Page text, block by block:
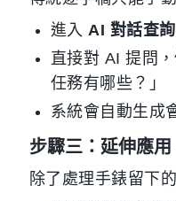
進入AI 對話查詢
直接對 AI 提問
任務有哪些？」
系統會自動生成
步驟三：延伸應
除了處理手錶留下